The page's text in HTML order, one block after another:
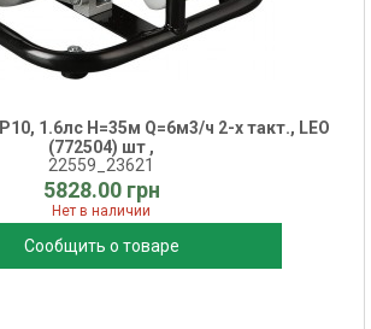
1.6лс Н=35м Q=6м3/ч 2-х такт., LEO
(772504) шт ,
22559_23621
5828.00 грн
Нет в наличии
Сообщить о товаре